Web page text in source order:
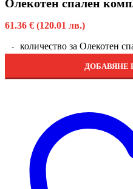
Олекотен спален
61.36 € (120.01 лв.)
количество за Олекотен
ДОБАВЯНЕ